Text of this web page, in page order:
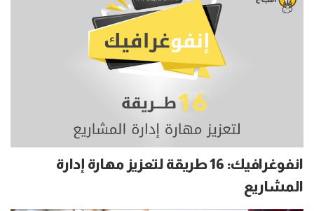
انفوغرافيك: 16 طريقة لتعزيز مهارة إدارة
المشاريع